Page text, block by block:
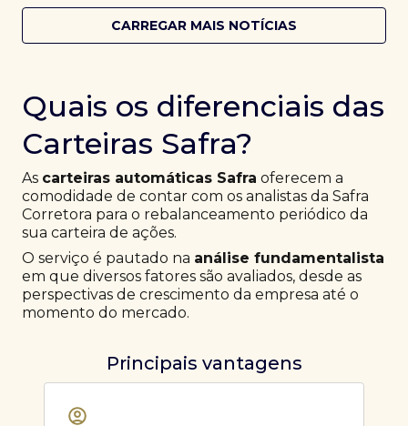
CARREGAR MAIS NOTÍCIAS
Quais os diferenciais das
Carteiras Safra?
As carteiras automáticas Safra oferecem a
comodidade de contar com os analistas da Safra
Corretora para o rebalanceamento periódico da
sua carteira de ações.
O serviço é pautado na análise fundamentalista
em que diversos fatores são avaliados, desde as
perspectivas de crescimento da empresa até o
momento do mercado.
Principais vantagens